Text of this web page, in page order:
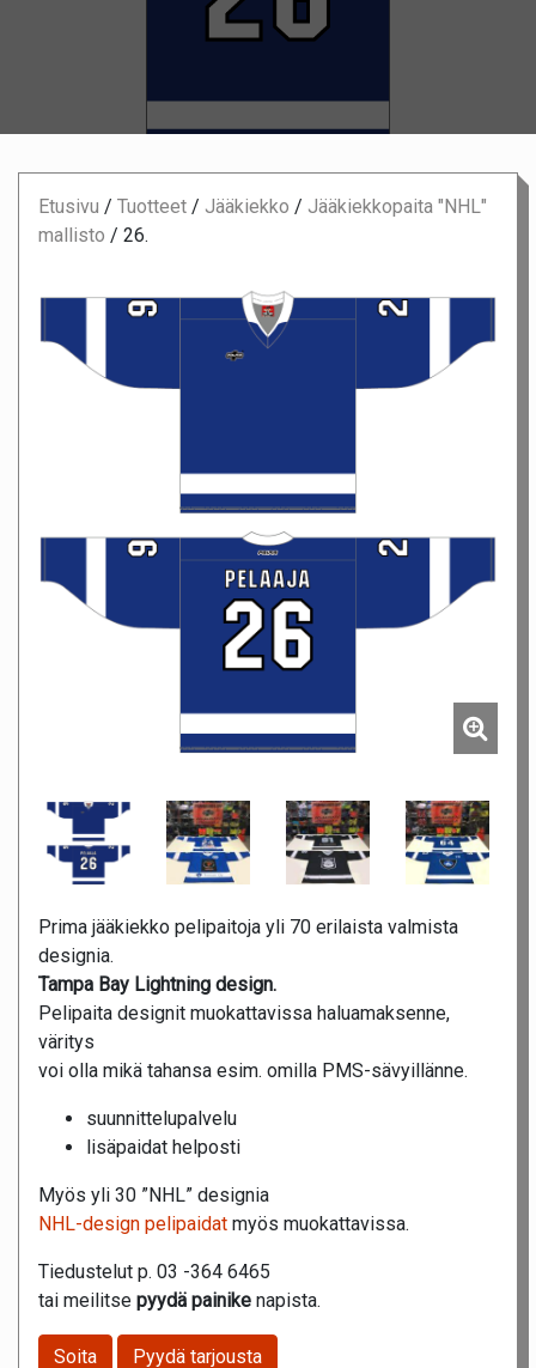
Etusivu / Tuotteet / Jääkiekko / Jääkiekkopaita "NHL"
mallisto / 26.
Prima jääkiekko pelipaitoja yli 70 erilaista valmista
designia.
Tampa Bay Lightning design.
Pelipaita designit muokattavissa haluamaksenne,
väritys
voi olla mikä tahansa esim. omilla PMS-sävyillänne.
suunnittelupalvelu
lisäpaidat helposti
Myös yli 30 ”NHL” designia
NHL-design pelipaidat myös muokattavissa.
Tiedustelut p. 03 -364 6465
tai meilitse pyydä painike napista.
Soita Pyydä tarjousta